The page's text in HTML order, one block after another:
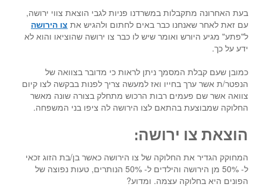
בעת האחרונה מתקבלות במשרדנו פניות לגבי הוצאת צווי ירושה,
עם זאת לאחר שאנחנו כבר באים לחתום ולהגיש את צו הירושה
ל"פתע" מגיע היורש ואומר שיש לו כבר צו ירושה שהוציאו והוא לא
ידע על כך.
כמובן שעם קבלת המסמך ניתן לראות כי מדובר בצוואה של
הנפטר/ת אשר ערך בחייו ואז למעשה צריך לפנות בבקשה לצו קיום
צוואה אשר שם פעמים רבות הרכוש מתחלק בצורה שונה מאשר
החלוקה שמבוצעת בהתאם לצו הירושה לה ציפו בני המשפחה.
הוצאת צו ירושה:
המחוקק הגדיר את החלוקה של צו הירושה כאשר בן/בת הזוג זכאי
ל- 50% מן הירושה והילדים ל- 50% הנותרים, טעות נפוצה של
הפונים היא בחלוקה עצמה. ומדוע?